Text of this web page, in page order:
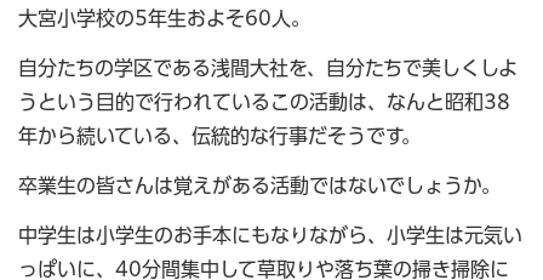
大宮小学校の5年生およそ60人。
自分たちの学区である浅間大社を、自分たちで美しくしよ
うという目的で行われているこの活動は、なんと昭和38
年から続いている、伝統的な行事だそうです。
卒業生の皆さんは覚えがある活動ではないでしょうか。
中学生は小学生のお手本にもなりながら、小学生は元気い
っぱいに、40分間集中して草取りや落ち葉の掃き掃除に